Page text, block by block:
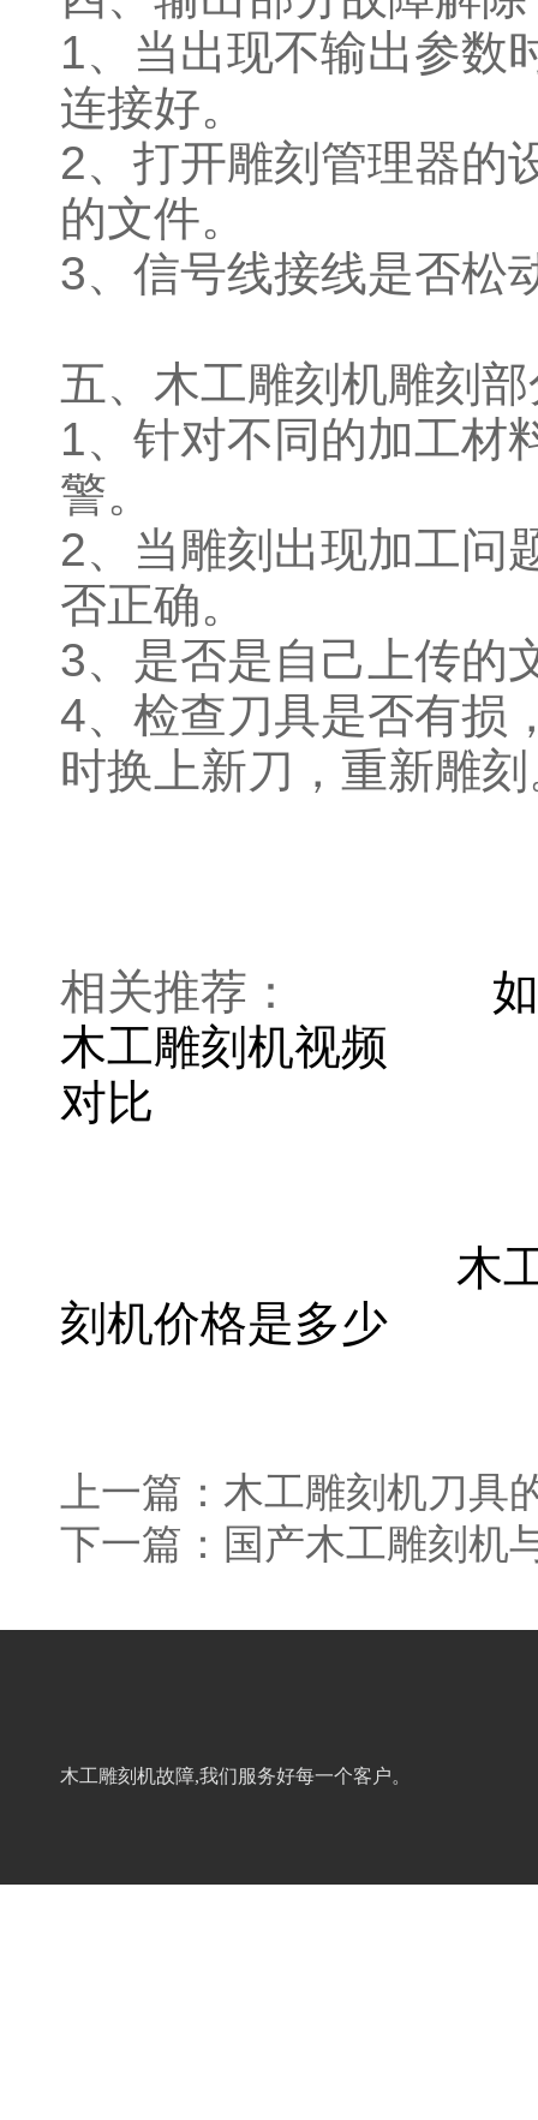
1、当出现不输出参数
连接好。
2、打开雕刻管理器的
的文件。
3、信号线接线是否松
五、木工雕刻机雕刻
1、针对不同的加工材
警。
2、当雕刻出现加工问
否正确。
3、是否是自己上传的
4、检查刀具是否有损
时换上新刀，重新雕
相关推荐：
木工雕刻机视频
对比
木
刻机价格是多少
上一篇： 木工雕刻机刀具
下一篇： 国产木工雕刻机
木工雕刻机故障,我们服务好每一个客户。